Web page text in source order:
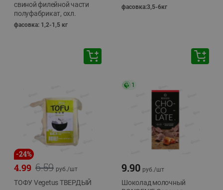
свиной филейной части
полуфабрикат, охл.
фасовка: 1,2-1,5 кг
фасовка:3,5-6кг
-24%
6.59
4.99 руб./шт
ТОФУ Vegetus ТВЕРДЫЙ
1
9.90 руб./шт
Шоколад молочный